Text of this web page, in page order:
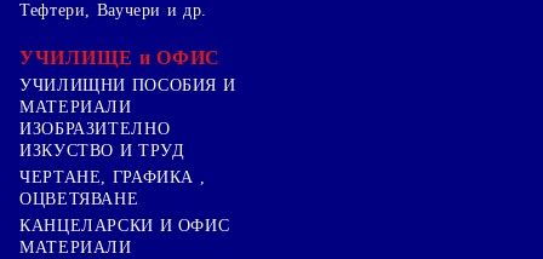
Тефтери, Ваучери и др.
УЧИЛИЩЕ и ОФИС
УЧИЛИЩНИ ПОСОБИЯ И
МАТЕРИАЛИ
ИЗОБРАЗИТЕЛНО
ИЗКУСТВО И ТРУД
ЧЕРТАНЕ, ГРАФИКА ,
ОЦВЕТЯВАНЕ
КАНЦЕЛАРСКИ И ОФИС
МАТЕРИАЛИ